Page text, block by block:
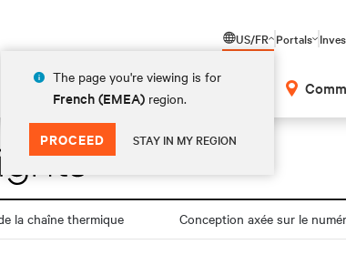
US/FR
The page you're viewing is for
French (EMEA) region.
PROCEED STAY IN MY REGION
Portals
Insights À propos
la chaîne thermique Conception axée sur le